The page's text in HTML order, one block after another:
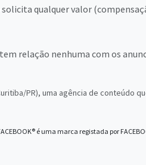
qualquer valor
relação nenhuma com os
PR), uma agência de conteúdo
é uma marca registada por